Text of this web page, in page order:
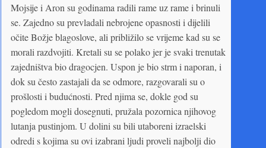
Mojsije i Aron su godinama radili rame uz rame i brinuli
se. Zajedno su prevladali nebrojene opasnosti i dijelili
očite Božje blagoslove, ali približilo se vrijeme kad su se
morali razdvojiti. Kretali su se polako jer je svaki trenutak
zajedništva bio dragocjen. Uspon je bio strm i naporan, i
dok su često zastajali da se odmore, razgovarali su o
prošlosti i budućnosti. Pred njima se, dokle god su
pogledom mogli dosegnuti, pružala pozornica njihovog
lutanja pustinjom. U dolini su bili utaboreni izraelski
odredi s kojima su ovi izabrani ljudi proveli najbolji dio